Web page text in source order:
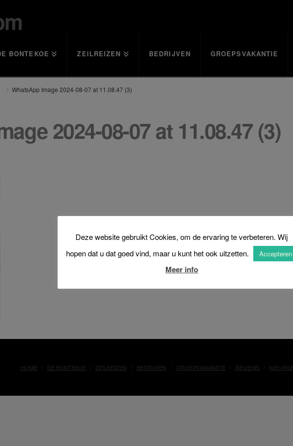
BONTEKOE ZEILREIZEN BEDRIJVEN GROEPSVAKANTIE
WhatsApp Image 2024-08-07 at 11.08.47 (3)
2024-08-07 at 11.08.47 (3)
HOME DE BONTEKOE ZEILREIZEN BEDRIJVEN GROEPSVAKANTIE REVIEWS
Deze website gebruikt Cookies, om de ervaring te verbeteren. Wij
hopen dat u dat goed vind, maar u kunt het ook uitzetten.
Accepteren
Meer info